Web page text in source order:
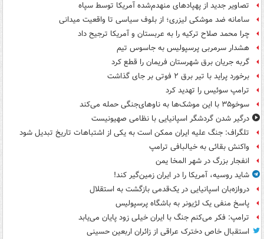
تصاویر جدید از پهپادهای منهدم‌شده آمریکا توسط سپاه
سامانه ضد موشکی لیزری؛ از بلوف سیاسی تا واقعیت میدانی
چرا محمد صلاح ترکیه را به عربستان و آمریکا ترجیح داد
هشدار سرمربی پرسپولیس به جاسوس تیم
گربه جریان برق شهرستان فریمان را قطع کرد
برخورد پراید با تیر برق ۲ فوتی بر جای گذاشت
ترامپ سوئیس را تهدید کرد
سوخو۳۵ با این موشک‌ها به ناوهای‌جنگی حمله می‌کند
درگیر شدن گردشگر اسپانیایی با نظامی صهیونیست
تلگراف: جنگ علیه ایران ممکن است به یکی از اشتباهات تاریخ تبدیل شود
واکنش بقائی به خیالبافی ترامپ
انفجار بزرگ در شهر المخا یمن
شاید روسیه، آمریکا را در ایران زمین‌گیر کند!
دروازه‌بان اسپانیایی در یک‌قدمی بازگشت به استقلال
پاسخ منفی یک لژیونر به باشگاه پرسپولیس
ترامپ: فکر می‌کنم جنگ با ایران خیلی زود پایان می‌یابد
استقبال خاص دخترک عراقی از زائران اربعین حسینی